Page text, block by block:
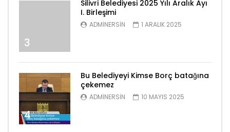
3
Silivri Belediyesi 2025 Yılı Aralık Ayı
I. Birleşimi
ADMINERSIN 1 ARALIK 2025
4
Bu Belediyeyi Kimse Borç batağına
çekemez
ADMINERSIN 10 MAYIS 2025